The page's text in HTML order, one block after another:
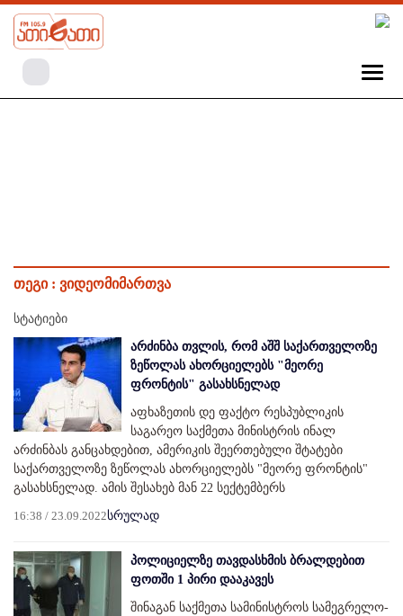
თეგი : ვიდეომიმართვა
სტატიები
არძინბა თვლის, რომ აშშ საქართველოზე
ზეწოლას ახორციელებს "მეორე
ფრონტის" გასახსნელად
აფხაზეთის დე ფაქტო რესპუბლიკის
საგარეო საქმეთა მინისტრის ინალ
არძინბას განცახდებით, ამერიკის შეერთებული შტატები
საქართველოზე ზეწოლას ახორციელებს "მეორე ფრონტის"
გასახსნელად. ამის შესახებ მან 22 სექტემბერს
16:38 / 23.09.2022სრულად
პოლიციელზე თავდასხმის ბრალდებით
ფოთში 1 პირი დააკავეს
შინაგან საქმეთა სამინისტროს სამეგრელო-